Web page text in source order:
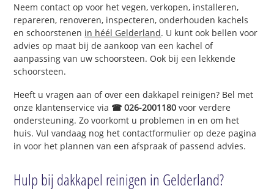
Neem contact op voor het vegen, verkopen, installeren,
repareren, renoveren, inspecteren, onderhouden kachels
en schoorstenen in héél Gelderland. U kunt ook bellen voor
advies op maat bij de aankoop van een kachel of
aanpassing van uw schoorsteen. Ook bij een lekkende
schoorsteen.
Heeft u vragen aan of over een dakkapel reinigen? Bel met
onze klantenservice via ☎ 026-2001180 voor verdere
ondersteuning. Zo voorkomt u problemen in en om het
huis. Vul vandaag nog het contactformulier op deze pagina
in voor het plannen van een afspraak of passend advies.
Hulp bij dakkapel reinigen in Gelderland?